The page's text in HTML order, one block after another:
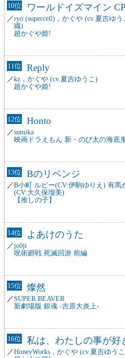
10 ワールドイズマイン
ryo (supercell)，かぐや (cv.夏吉ゆ
織)
超かぐや姫!
11 Reply
kz，かぐや (cv.夏吉ゆうこ)
超かぐや姫!
12 Honto
sumika
映画ドラえもん 新・のび太の海底
13 Bのリベンジ
B小町 ルビー(CV:伊駒ゆりえ) 有馬
(CV:大久保瑠美)
【推しの子】
14 よあけのうた
jo0ji
呪術廻戦 死滅回游 前編
15 燦然
SUPER BEAVER
新劇場版 銀魂 -吉原大炎上-
16 私は、わたしの事が好
HoneyWorks，かぐや (cv.夏吉ゆう